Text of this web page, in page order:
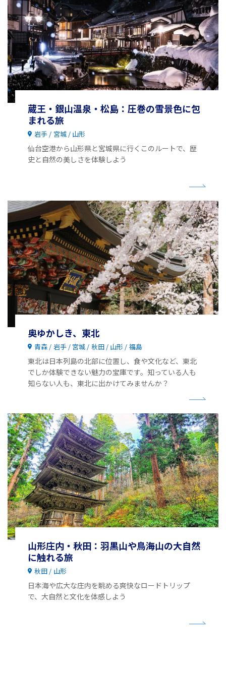
蔵王・銀山温泉・松島：圧巻の雪景色に包
まれる旅
岩手 宮城 山形
仙台空港から山形県と宮城県に行くこのルートで、歴
史と自然の美しさを体験しよう
奥ゆかしき、東北
青森 岩手 宮城 秋田 山形 福島
東北は日本列島の北部に位置し、食や文化など、東北
でしか体験できない魅力の宝庫です。知っている人も
知らない人も、東北に出かけてみませんか？
山形庄内・秋田：羽黒山や鳥海山の大自然
に触れる旅
秋田 山形
日本海や広大な庄内を眺める爽快なロードトリップ
で、大自然と文化を体感しよう